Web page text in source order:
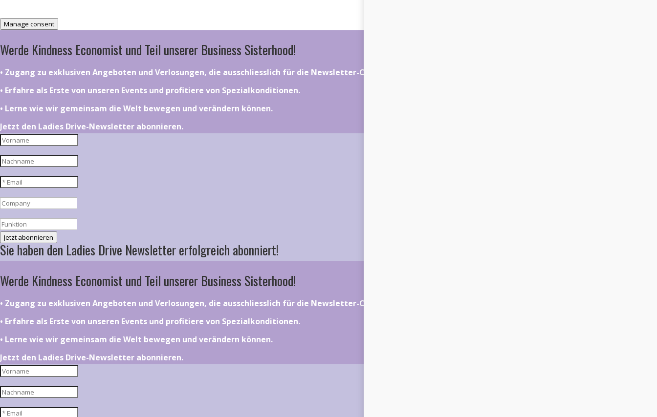
Manage consent
Werde Kindness Economist und Teil unserer Business Sisterhood!
•⁠ ⁠⁠Zugang zu exklusiven Angeboten und Verlosungen, die ausschliesslich für die Newsletter-Community gelten.
•⁠ ⁠⁠Erfahre als Erste von unseren Events und profitiere von Spezialkonditionen.
•⁠ ⁠⁠Lerne wie wir gemeinsam die Welt bewegen und verändern können.
Jetzt den Ladies Drive-Newsletter abonnieren.
Jetzt abonnieren
Sie haben den Ladies Drive Newsletter erfolgreich abonniert!
Werde Kindness Economist und Teil unserer Business Sisterhood!
•⁠ ⁠⁠Zugang zu exklusiven Angeboten und Verlosungen, die ausschliesslich für die Newsletter-Community gelten.
•⁠ ⁠⁠Erfahre als Erste von unseren Events und profitiere von Spezialkonditionen.
•⁠ ⁠⁠Lerne wie wir gemeinsam die Welt bewegen und verändern können.
Jetzt den Ladies Drive-Newsletter abonnieren.